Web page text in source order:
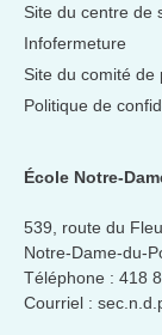
Site du centre de
Infofermeture
Site du comité de
Politique de
École Notre-
539, route du
Notre-Dame-du-
Téléphone : 418
Courriel :